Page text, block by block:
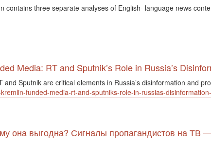
contains three separate analyses of English- language news
Media: RT and Sputnik’s Role in Russia’s
Sputnik are critical elements in Russia’s disinformation and
funded-media-rt-and-sputniks-role-in-russias-
она выгодна? Сигналы пропагандистов на ТВ